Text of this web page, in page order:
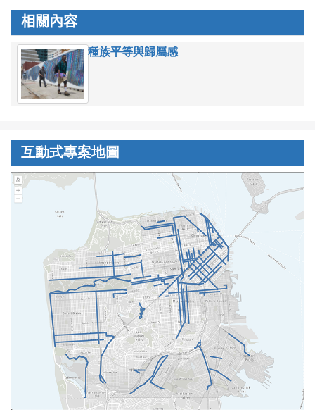
相關內容
種族平等與歸屬感
互動式專案地圖